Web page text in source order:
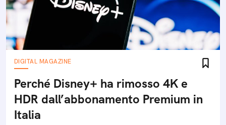
DIGITAL MAGAZINE
Perché Disney+ ha rimosso 4K e
HDR dall’abbonamento Premium in
Italia